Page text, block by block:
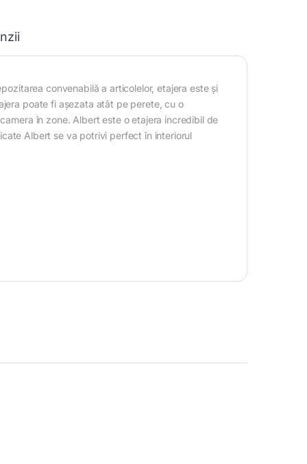
convenabilă a articolelor, etajera este și
poate fi așezata atât pe perete, cu o
în zone. Albert este o etajera incredibil de
Albert se va potrivi perfect în interiorul